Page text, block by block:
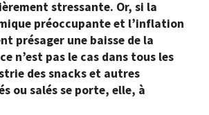
stressante. Or, si la
préoccupante et l’inflation
présager une baisse de la
n’est pas le cas dans tous les
des snacks et autres
ou salés se porte, elle, à